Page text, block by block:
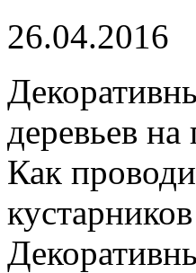
26.04.2016
деревьев
Как